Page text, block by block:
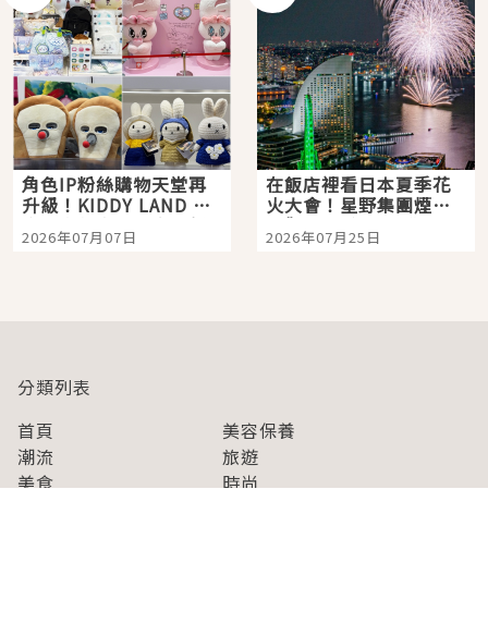
角色IP粉絲購物天堂再
升級！KIDDY LAND 原
宿店吉伊卡哇迎客，新
開幕 OMOKADO 店3分
2026年07月07日
在飯店裡看日本夏季花
火大會！星野集團煙火
景觀飯店6選，讓你不用
人擠人悠閒欣賞
2026年07月25日
分類列表
首頁
美容保養
潮流
旅遊
美食
時尚